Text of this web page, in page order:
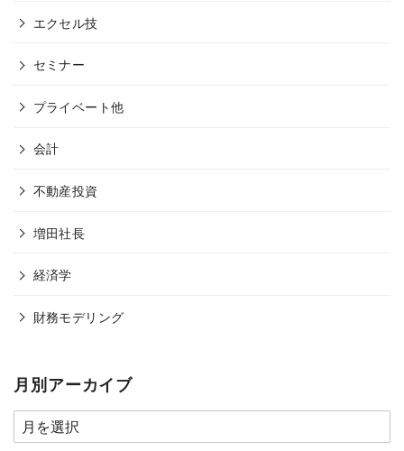
エクセル技
セミナー
プライベート他
会計
不動産投資
増田社長
経済学
財務モデリング
月別アーカイブ